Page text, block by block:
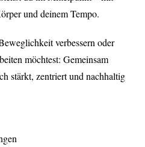
und deinem Tempo.
verbessern oder
möchtest: Gemeinsam
stärkt, zentriert und nachhaltig